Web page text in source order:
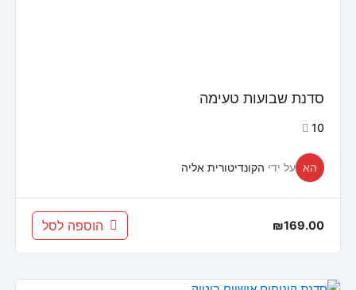
סדנת שבועות טעימה
10
הא על ידי הקונדיטורית אליה
₪169.00 הוספה לסל